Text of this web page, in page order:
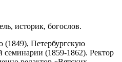
историк, богослов.
(1849), Петербургскую
(1859-1862). Ректор